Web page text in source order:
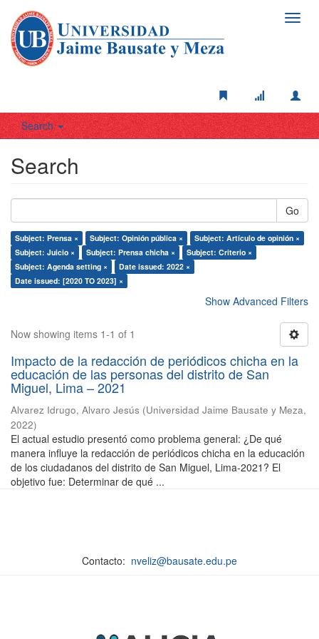
Search
Search
Go
Subject: Prensa × Subject: Opinión pública ×
Subject: Artículo de opinión ×
Subject: Juicio ×
Subject: Prensa chicha ×
Subject: Criterio ×
Subject: Agenda setting ×
Date issued: 2022 ×
Date issued: [2020 TO 2023] ×
Show Advanced Filters
Now showing items 1-1 of 1
Impacto de la redacción de periódicos chicha en la
educación de las personas del distrito de San
Miguel, Lima – 2021
Alvarez Idrugo, Alvaro Jesús (Universidad Jaime Bausate y Meza,
2022)
El actual estudio presentó como problema general: ¿De qué
manera influye la redacción de periódicos chicha en la educación
de los ciudadanos del distrito de San Miguel, Lima-2021? El
objetivo fue: Determinar de qué ...
Contacto: nveliz@bausate.edu.pe